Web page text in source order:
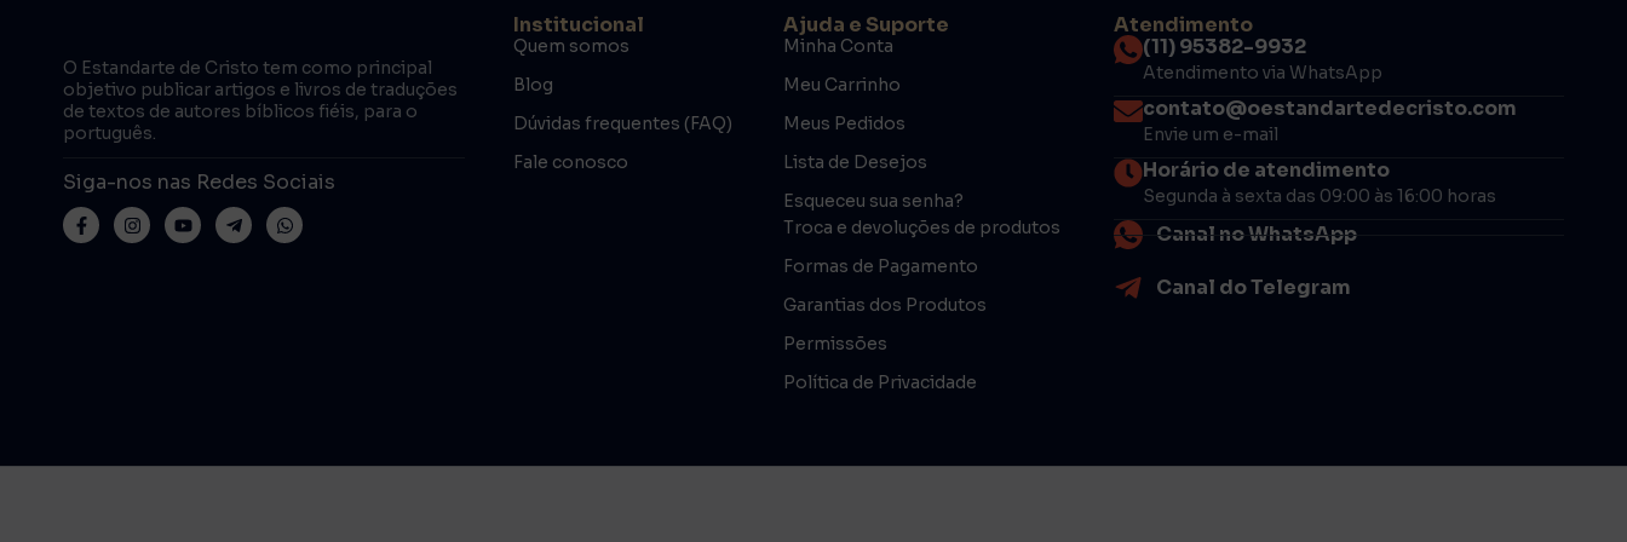
O Estandarte de Cristo tem como principal
objetivo publicar artigos e livros de traduções
de textos de autores bíblicos fiéis, para o
português.
Siga-nos nas Redes Sociais
Institucional
Quem somos
Blog
Dúvidas frequentes (FAQ)
Fale conosco
Ajuda e Suporte
Minha Conta
Meu Carrinho
Meus Pedidos
Lista de Desejos
Esqueceu sua senha?
Troca e devoluções de produtos
Formas de Pagamento
Garantias dos Produtos
Permissões
Política de Privacidade
Atendimento
(11) 95382-9932
Atendimento via WhatsApp
contato@oestandartedecristo.com
Envie um e-mail
Horário de atendimento
Segunda à sexta das 09:00 às 16:00 horas
Canal no WhatsApp
Canal do Telegram